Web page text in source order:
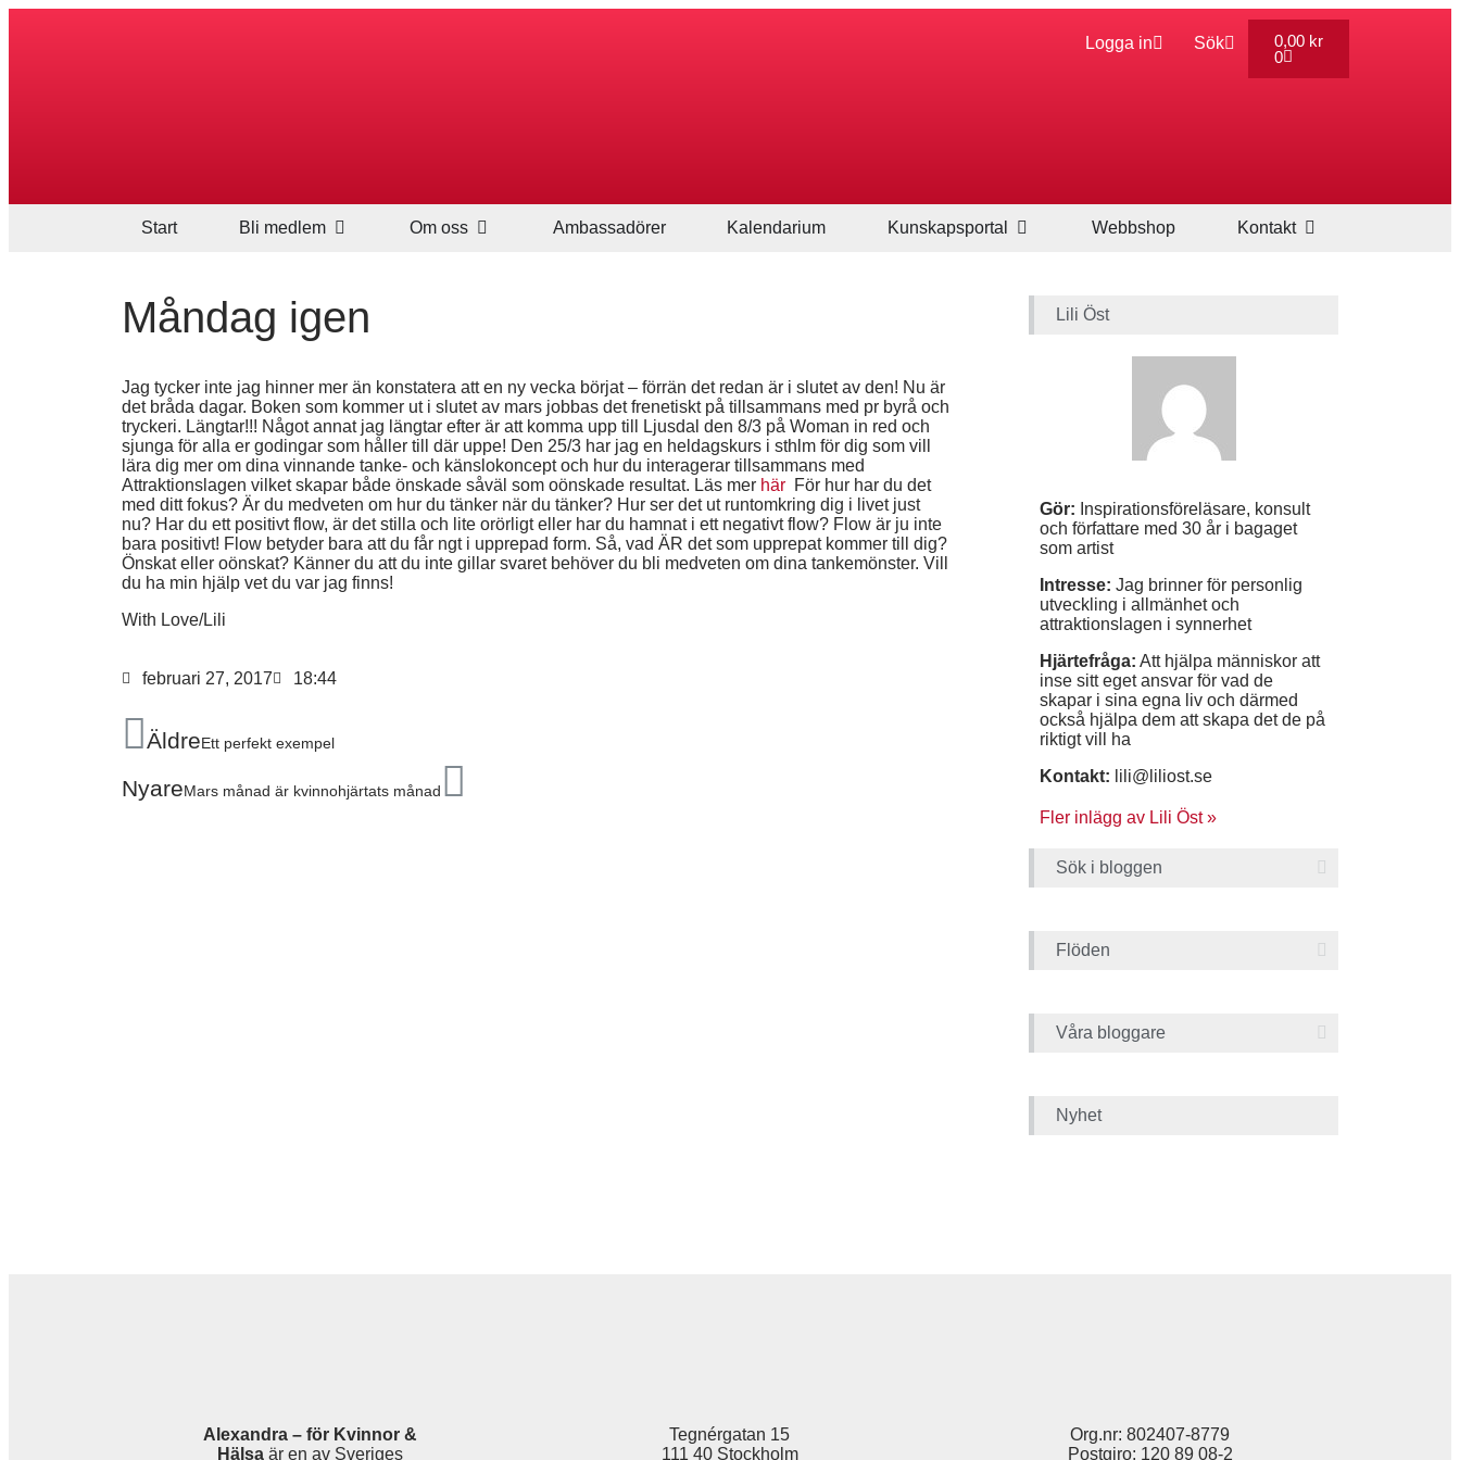
Logga in Sök 0,00 kr
0
Start Bli medlem Om oss Ambassadörer Kalendarium Kunskapsportal Webbshop Kontakt
Måndag igen
Jag tycker inte jag hinner mer än konstatera att en ny vecka börjat – förrän det redan är i slutet av den! Nu är
det bråda dagar. Boken som kommer ut i slutet av mars jobbas det frenetiskt på tillsammans med pr byrå och
tryckeri. Längtar!!! Något annat jag längtar efter är att komma upp till Ljusdal den 8/3 på Woman in red och
sjunga för alla er godingar som håller till där uppe! Den 25/3 har jag en heldagskurs i sthlm för dig som vill
lära dig mer om dina vinnande tanke- och känslokoncept och hur du interagerar tillsammans med
Attraktionslagen vilket skapar både önskade såväl som oönskade resultat. Läs mer här För hur har du det
med ditt fokus? Är du medveten om hur du tänker när du tänker? Hur ser det ut runtomkring dig i livet just
nu? Har du ett positivt flow, är det stilla och lite orörligt eller har du hamnat i ett negativt flow? Flow är ju inte
bara positivt! Flow betyder bara att du får ngt i upprepad form. Så, vad ÄR det som upprepat kommer till dig?
Önskat eller oönskat? Känner du att du inte gillar svaret behöver du bli medveten om dina tankemönster. Vill
du ha min hjälp vet du var jag finns!
With Love/Lili
februari 27, 2017 18:44
ÄldreEtt perfekt exempel
NyareMars månad är kvinnohjärtats månad
Lili Öst
Gör: Inspirationsföreläsare, konsult
och författare med 30 år i bagaget
som artist
Intresse: Jag brinner för personlig
utveckling i allmänhet och
attraktionslagen i synnerhet
Hjärtefråga: Att hjälpa människor att
inse sitt eget ansvar för vad de
skapar i sina egna liv och därmed
också hjälpa dem att skapa det de på
riktigt vill ha
Kontakt: lili@liliost.se
Fler inlägg av Lili Öst »
Sök i bloggen
Flöden
Våra bloggare
Nyhet
Alexandra – för Kvinnor &
Hälsaär en av Sveriges
Tegnérgatan 15
111 40 Stockholm
Org.nr: 802407-8779
Postgiro: 120 89 08-2